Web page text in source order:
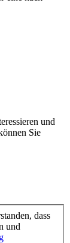
und
Sie
dass
und